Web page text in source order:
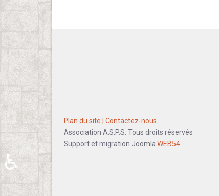
Plan du site |
Contactez-nous
Association A.S.P.S. Tous droits réservés
Support et migration Joomla WEB54